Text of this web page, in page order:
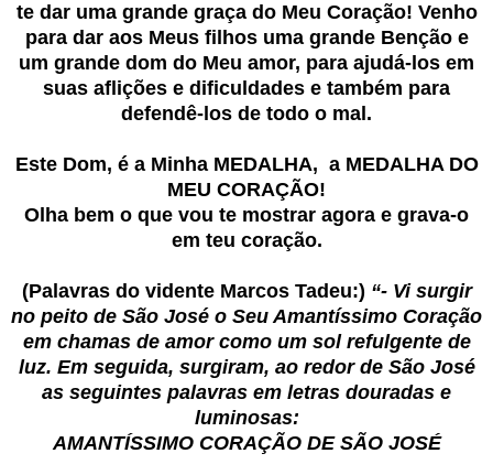
te dar uma grande graça do Meu Coração! Venho
para dar aos Meus filhos uma grande Benção e
um grande dom do Meu amor, para ajudá-los em
suas aflições e dificuldades e também para
defendê-los de todo o mal.
Este Dom, é a Minha MEDALHA, a MEDALHA DO
MEU CORAÇÃO!
Olha bem o que vou te mostrar agora e grava-o
em teu coração.
(Palavras do vidente Marcos Tadeu:) “- Vi surgir
no peito de São José o Seu Amantíssimo Coração
em chamas de amor como um sol refulgente de
luz. Em seguida, surgiram, ao redor de São José
as seguintes palavras em letras douradas e
luminosas:
AMANTÍSSIMO CORAÇÃO DE SÃO JOSÉ